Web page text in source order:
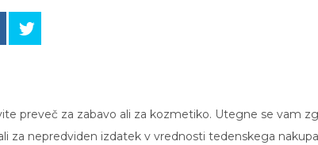
preveč za zabavo ali za kozmetiko. Utegne se vam
za nepredviden izdatek v vrednosti tedenskega